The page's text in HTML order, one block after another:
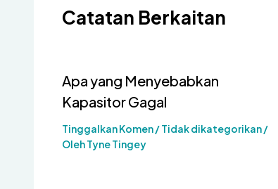
Catatan Berkaitan
Apa yang Menyebabkan
Kapasitor Gagal
Tinggalkan Komen/Tidak dikategorikan/
OlehTyne Tingey